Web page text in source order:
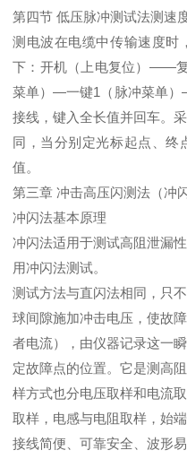
第四节 低压脉冲测试法测速
测电波在电缆中传输速度时
下：开机（上电复位）——
菜单）—一键1（脉冲菜单）
接线，键入全长值并回车。
同，当分别定光标起点、终
值。
第三章 冲击高压闪测法（冲闪
冲闪法基本原理
冲闪法适用于测试高阻泄漏
用冲闪法测试。
测试方法与直闪法相同，只
球间隙施加冲击电压，使故
者电流），由仪器记录这一
定故障点的位置。它是测高
样方式也分电压取样和电流
取样，电感与电阻取样，始
接线简便、可靠安全、波形